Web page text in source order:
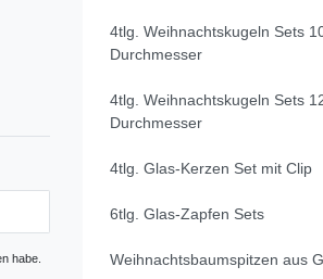
habe.
4tlg. Weihnachtskugeln Sets
Durchmesser
4tlg. Weihnachtskugeln Sets
Durchmesser
4tlg. Glas-Kerzen Set mit Clip
6tlg. Glas-Zapfen Sets
Weihnachtsbaumspitzen aus